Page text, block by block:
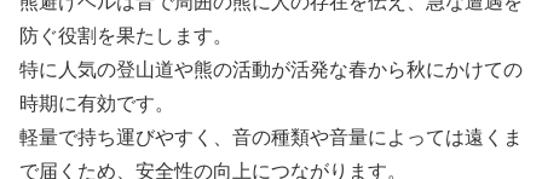
防ぐ役割を果たします。
特に人気の登山道や熊の活動が活発な春から秋にかけての
時期に有効です。
軽量で持ち運びやすく、音の種類や音量によっては遠くま
で届くため、安全性の向上につながります。